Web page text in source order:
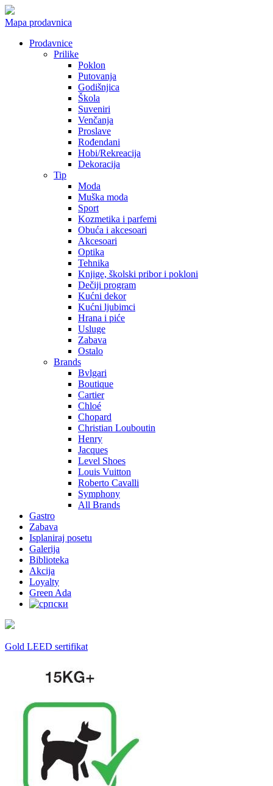
Mapa prodavnica
Prodavnice
Prilike
Poklon
Putovanja
Godišnjica
Škola
Suveniri
Venčanja
Proslave
Rođendani
Hobi/Rekreacija
Dekoracija
Tip
Moda
Muška moda
Sport
Kozmetika i parfemi
Obuća i akcesoari
Akcesoari
Optika
Tehnika
Knjige, školski pribor i pokloni
Dečiji program
Kućni dekor
Kućni ljubimci
Hrana i piće
Usluge
Zabava
Ostalo
Brands
Bvlgari
Boutique
Cartier
Chloé
Chopard
Christian Louboutin
Henry
Jacques
Level Shoes
Louis Vuitton
Roberto Cavalli
Symphony
All Brands
Gastro
Zabava
Isplaniraj posetu
Galerija
Biblioteka
Akcija
Loyalty
Green Ada
Gold LEED sertifikat